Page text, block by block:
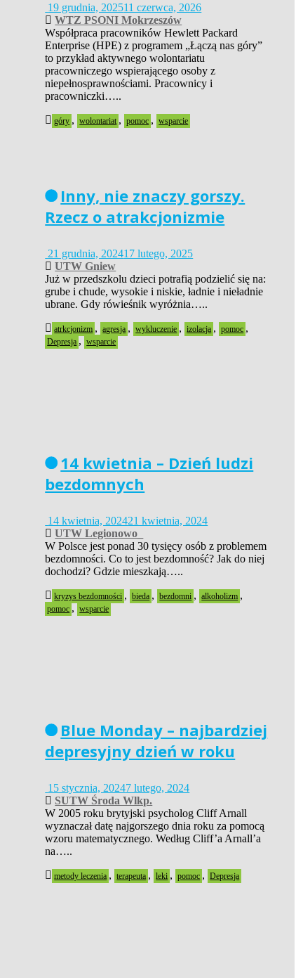
19 grudnia, 202511 czerwca, 2026
WTZ PSONI Mokrzeszów
Współpraca pracowników Hewlett Packard
Enterprise (HPE) z programem „Łączą nas góry”
to przykład aktywnego wolontariatu
pracowniczego wspierającego osoby z
niepełnosprawnościami. Pracownicy i
pracowniczki…..
góry , wolontariat , pomoc , wsparcie
Inny, nie znaczy gorszy.
Rzecz o atrakcjonizmie
21 grudnia, 202417 lutego, 2025
UTW Gniew
Już w przedszkolu dzieci potrafią podzielić się na:
grube i chude, wysokie i niskie, ładnie i nieładnie
ubrane. Gdy rówieśnik wyróżnia…..
atrkcjonizm , agresja , wykluczenie , izolacja , pomoc ,
Depresja , wsparcie
14 kwietnia – Dzień ludzi
bezdomnych
14 kwietnia, 202421 kwietnia, 2024
UTW Legionowo_
W Polsce jest ponad 30 tysięcy osób z problemem
bezdomności. Co to jest bezdomność? Jak do niej
dochodzi? Gdzie mieszkają…..
kryzys bezdomności , bieda , bezdomni , alkoholizm ,
pomoc , wsparcie
Blue Monday – najbardziej
depresyjny dzień w roku
15 stycznia, 20247 lutego, 2024
SUTW Środa Wlkp.
W 2005 roku brytyjski psycholog Cliff Arnall
wyznaczał datę najgorszego dnia roku za pomocą
wzoru matematycznego. Według Cliff’a Arnall’a
na…..
metody leczenia , terapeuta , leki , pomoc , Depresja